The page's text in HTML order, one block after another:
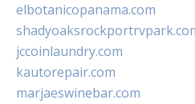
elbotanicopanama.com
jccoinlaundry.com
kautorepair.com
marjaeswinebar.com